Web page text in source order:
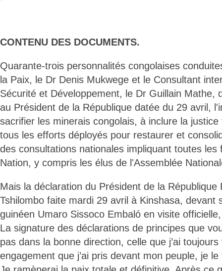
CONTENU DES DOCUMENTS.
Quarante-trois personnalités congolaises
la Paix, le Dr Denis Mukwege et le Consultant
Sécurité et Développement, le Dr Guillain Mathe,
au Président de la République datée du 29 avril,
sacrifier les minerais congolais, à inclure la
tous les efforts déployés pour restaurer et
des consultations nationales impliquant toutes les
Nation, y compris les élus de l'Assemblée
Mais la déclaration du Président de la République
Tshilombo faite mardi 29 avril à Kinshasa, devant
guinéen Umaro Sissoco Embaló en visite
La signature des déclarations de principes que
pas dans la bonne direction, celle que j’ai
engagement que j’ai pris devant mon peuple, je le